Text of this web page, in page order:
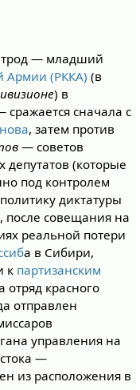
— младший
Армии (РККА) (в
) в
сначала с
, затем против
— советов
депутатов (которые
под контролем
диктатуры
после совещания на
реальной потери
а в Сибири,
к партизанским
красного
отправлен
управления на
—
из расположения в